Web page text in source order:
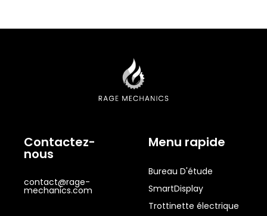
Contactez-
nous
contact@rage-
mechanics.com
Menu rapide
Bureau D'étude
SmartDisplay
Trottinette électrique